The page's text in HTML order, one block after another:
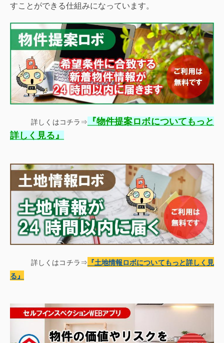
すことができる仕組みになっています。
詳しくはコチラ⇒ 『物件提案ロボについてもっと
詳しく見る 』
詳しくはコチラ⇒ 『土地情報ロボについてもっと詳しく見
る』